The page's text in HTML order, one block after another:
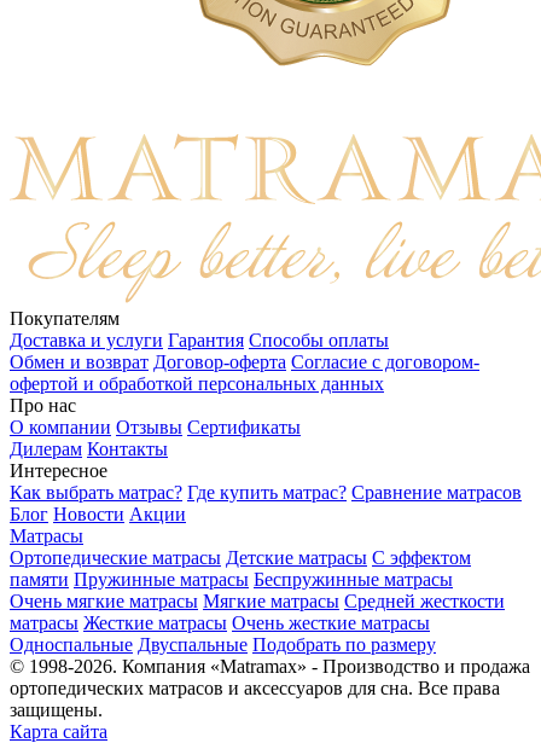
Покупателям
Доставка и услуги Гарантия Способы оплаты
Обмен и возврат Договор-оферта Согласие с договором-
офертой и обработкой персональных данных
Про нас
О компании Отзывы Сертификаты
Дилерам Контакты
Интересное
Как выбрать матрас? Где купить матрас? Сравнение матрасов
Блог Новости Акции
Матрасы
Ортопедические матрасы Детские матрасы С эффектом
памяти Пружинные матрасы Беспружинные матрасы
Очень мягкие матрасы Мягкие матрасы Средней жесткости
матрасы Жесткие матрасы Очень жесткие матрасы
Односпальные Двуспальные Подобрать по размеру
© 1998-2026. Компания «Matramax» - Производство и продажа
ортопедических матрасов и аксессуаров для сна. Все права
защищены.
Карта сайта